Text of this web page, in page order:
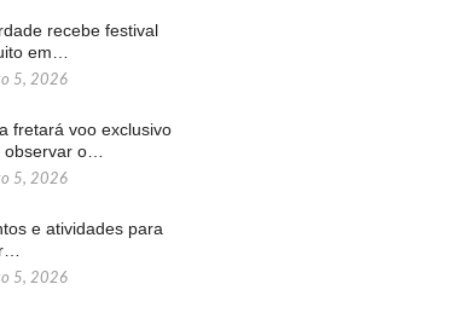
recebe festival
em…
5, 2026
fretará voo exclusivo
observar o…
5, 2026
e atividades para
5, 2026